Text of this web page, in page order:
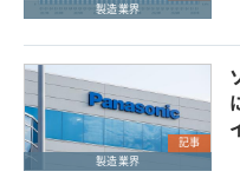
製造業界
記事
製造業界